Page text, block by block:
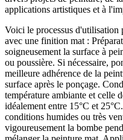
applications artistiques et à
Voici le processus d'utilisation
avec une finition mat :
soigneusement la surface à
ou poussière. Si nécessaire,
meilleure adhérence de la
surface après le ponçage.
température ambiante et celle
idéalement entre 15°C et
conditions humides ou très
vigoureusement la bombe